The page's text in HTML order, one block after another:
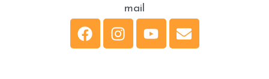
mail
F
I
Y
E